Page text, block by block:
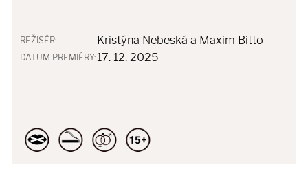
REŽISÉR: Kristýna Nebeská a Maxim Bitto
DATUM PREMIÉRY: 17. 12. 2025